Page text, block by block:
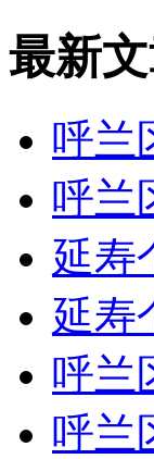
最新
呼兰
呼兰
延寿
延寿
呼兰
呼兰